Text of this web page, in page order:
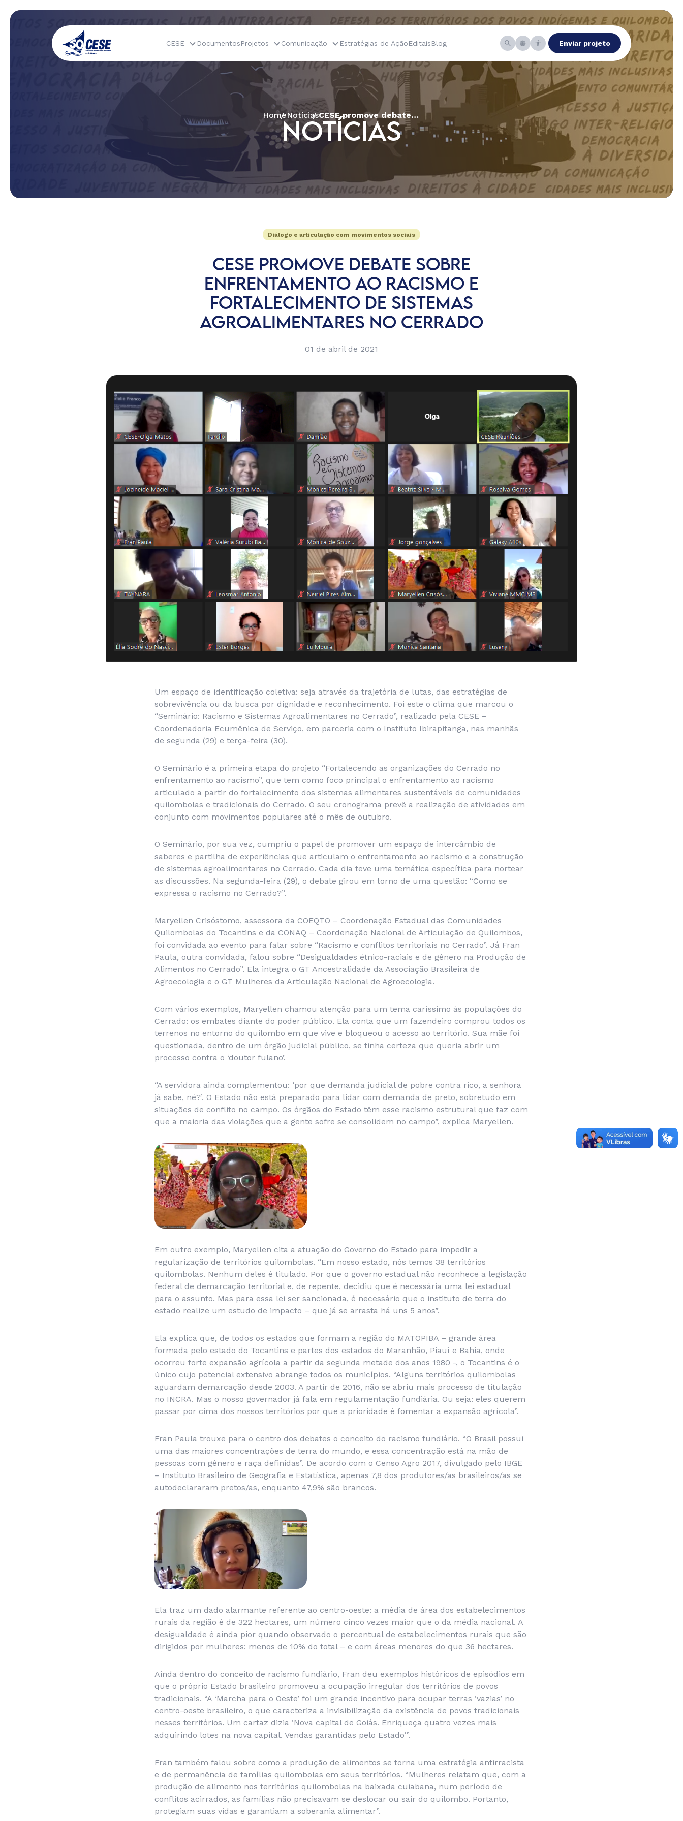
CESE DocumentosProjetos Comunicação Estratégias de AçãoEditaisBlog Enviar projeto
HomeNotícias CESE promove debate sobre enfrentamento ao racismo e fortalecimento de sistemas agroalimentares no Cerrado
NOTÍCIAS
Diálogo e articulação com movimentos sociais
CESE PROMOVE DEBATE SOBRE
ENFRENTAMENTO AO RACISMO E
FORTALECIMENTO DE SISTEMAS
AGROALIMENTARES NO CERRADO
01 de abril de 2021
Um espaço de identificação coletiva: seja através da trajetória de lutas, das estratégias de
sobrevivência ou da busca por dignidade e reconhecimento. Foi este o clima que marcou o
“Seminário: Racismo e Sistemas Agroalimentares no Cerrado”, realizado pela CESE –
Coordenadoria Ecumênica de Serviço, em parceria com o Instituto Ibirapitanga, nas manhãs
de segunda (29) e terça-feira (30).
O Seminário é a primeira etapa do projeto “Fortalecendo as organizações do Cerrado no
enfrentamento ao racismo”, que tem como foco principal o enfrentamento ao racismo
articulado a partir do fortalecimento dos sistemas alimentares sustentáveis de comunidades
quilombolas e tradicionais do Cerrado. O seu cronograma prevê a realização de atividades em
conjunto com movimentos populares até o mês de outubro.
O Seminário, por sua vez, cumpriu o papel de promover um espaço de intercâmbio de
saberes e partilha de experiências que articulam o enfrentamento ao racismo e a construção
de sistemas agroalimentares no Cerrado. Cada dia teve uma temática específica para nortear
as discussões. Na segunda-feira (29), o debate girou em torno de uma questão: “Como se
expressa o racismo no Cerrado?”.
Maryellen Crisóstomo, assessora da COEQTO – Coordenação Estadual das Comunidades
Quilombolas do Tocantins e da CONAQ – Coordenação Nacional de Articulação de Quilombos,
foi convidada ao evento para falar sobre “Racismo e conflitos territoriais no Cerrado”. Já Fran
Paula, outra convidada, falou sobre “Desigualdades étnico-raciais e de gênero na Produção de
Alimentos no Cerrado”. Ela integra o GT Ancestralidade da Associação Brasileira de
Agroecologia e o GT Mulheres da Articulação Nacional de Agroecologia.
Com vários exemplos, Maryellen chamou atenção para um tema caríssimo às populações do
Cerrado: os embates diante do poder público. Ela conta que um fazendeiro comprou todos os
terrenos no entorno do quilombo em que vive e bloqueou o acesso ao território. Sua mãe foi
questionada, dentro de um órgão judicial público, se tinha certeza que queria abrir um
processo contra o ‘doutor fulano’.
“A servidora ainda complementou: ‘por que demanda judicial de pobre contra rico, a senhora
já sabe, né?’. O Estado não está preparado para lidar com demanda de preto, sobretudo em
situações de conflito no campo. Os órgãos do Estado têm esse racismo estrutural que faz com
que a maioria das violações que a gente sofre se consolidem no campo”, explica Maryellen.
Em outro exemplo, Maryellen cita a atuação do Governo do Estado para impedir a
regularização de territórios quilombolas. “Em nosso estado, nós temos 38 territórios
quilombolas. Nenhum deles é titulado. Por que o governo estadual não reconhece a legislação
federal de demarcação territorial e, de repente, decidiu que é necessária uma lei estadual
para o assunto. Mas para essa lei ser sancionada, é necessário que o instituto de terra do
estado realize um estudo de impacto – que já se arrasta há uns 5 anos”.
Ela explica que, de todos os estados que formam a região do MATOPIBA – grande área
formada pelo estado do Tocantins e partes dos estados do Maranhão, Piauí e Bahia, onde
ocorreu forte expansão agrícola a partir da segunda metade dos anos 1980 -, o Tocantins é o
único cujo potencial extensivo abrange todos os municípios. “Alguns territórios quilombolas
aguardam demarcação desde 2003. A partir de 2016, não se abriu mais processo de titulação
no INCRA. Mas o nosso governador já fala em regulamentação fundiária. Ou seja: eles querem
passar por cima dos nossos territórios por que a prioridade é fomentar a expansão agrícola”.
Fran Paula trouxe para o centro dos debates o conceito do racismo fundiário. “O Brasil possui
uma das maiores concentrações de terra do mundo, e essa concentração está na mão de
pessoas com gênero e raça definidas”. De acordo com o Censo Agro 2017, divulgado pelo IBGE
– Instituto Brasileiro de Geografia e Estatística, apenas 7,8 dos produtores/as brasileiros/as se
autodeclararam pretos/as, enquanto 47,9% são brancos.
Ela traz um dado alarmante referente ao centro-oeste: a média de área dos estabelecimentos
rurais da região é de 322 hectares, um número cinco vezes maior que o da média nacional. A
desigualdade é ainda pior quando observado o percentual de estabelecimentos rurais que são
dirigidos por mulheres: menos de 10% do total – e com áreas menores do que 36 hectares.
Ainda dentro do conceito de racismo fundiário, Fran deu exemplos históricos de episódios em
que o próprio Estado brasileiro promoveu a ocupação irregular dos territórios de povos
tradicionais. “A ‘Marcha para o Oeste’ foi um grande incentivo para ocupar terras ‘vazias’ no
centro-oeste brasileiro, o que caracteriza a invisibilização da existência de povos tradicionais
nesses territórios. Um cartaz dizia ‘Nova capital de Goiás. Enriqueça quatro vezes mais
adquirindo lotes na nova capital. Vendas garantidas pelo Estado’”.
Fran também falou sobre como a produção de alimentos se torna uma estratégia antirracista
e de permanência de famílias quilombolas em seus territórios. “Mulheres relatam que, com a
produção de alimento nos territórios quilombolas na baixada cuiabana, num período de
conflitos acirrados, as famílias não precisavam se deslocar ou sair do quilombo. Portanto,
protegiam suas vidas e garantiam a soberania alimentar”.